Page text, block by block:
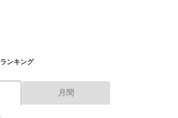
ランキング
月間